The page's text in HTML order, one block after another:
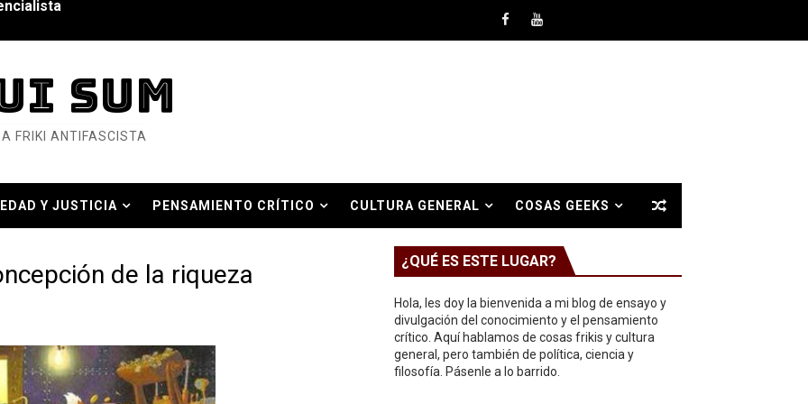
eléctricas?
(DOS)
(UNO)
del siglo XXI
SUM
FRIKI ANTIFASCISTA
Y JUSTICIA PENSAMIENTO CRÍTICO CULTURA GENERAL COSAS GEEKS
de la riqueza ¿QUÉ ES ESTE LUGAR?
Hola, les doy la bienvenida a mi blog de ensayo y
divulgación del conocimiento y el pensamiento
crítico. Aquí hablamos de cosas frikis y cultura
general, pero también de política, ciencia y
filosofía. Pásenle a lo barrido.